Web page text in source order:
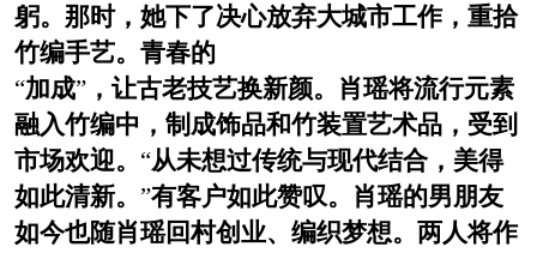
躬。那时，她下了决心放弃大城市工作，重拾
竹编手艺。青春的
“加成” ，让古老技艺换新颜。肖瑶将流行元素
融入竹编中，制成饰品和竹装置艺术品，受到
市场欢迎。 “从未想过传统与现代结合，美得
如此清新。 ”有客户如此赞叹。肖瑶的男朋友
如今也随肖瑶回村创业、编织梦想。两人将作